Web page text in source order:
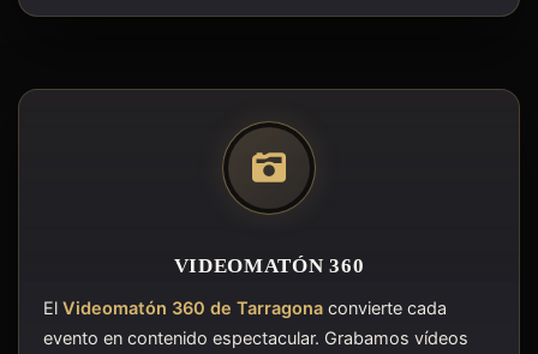
VIDEOMATÓN 360
El Videomatón 360 de Tarragona convierte cada
evento en contenido espectacular. Grabamos vídeos